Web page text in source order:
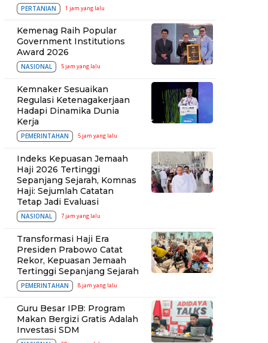
PERTANIAN 1 jam yang lalu
Kemenag Raih Popular
Government Institutions
Award 2026
NASIONAL 5 jam yang lalu
Kemnaker Sesuaikan
Regulasi Ketenagakerjaan
Hadapi Dinamika Dunia
Kerja
PEMERINTAHAN 5 jam yang lalu
Indeks Kepuasan Jemaah
Haji 2026 Tertinggi
Sepanjang Sejarah, Komnas
Haji: Sejumlah Catatan
Tetap Jadi Evaluasi
NASIONAL 7 jam yang lalu
Transformasi Haji Era
Presiden Prabowo Catat
Rekor, Kepuasan Jemaah
Tertinggi Sepanjang Sejarah
PEMERINTAHAN 8 jam yang lalu
Guru Besar IPB: Program
Makan Bergizi Gratis Adalah
Investasi SDM